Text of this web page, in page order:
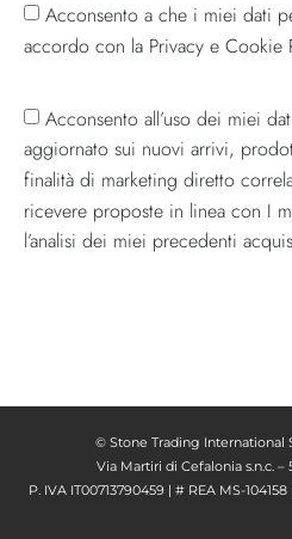
Acconsento a che i miei dati
accordo con la Privacy e Cookie
Acconsento all’uso dei miei
aggiornato sui nuovi arrivi,
finalità di marketing diretto
ricevere proposte in linea con I
l’analisi dei miei precedenti
© Stone Trading International
Via Martiri di Cefalonia s.n.c. –
P. IVA IT00713790459 | # REA MS-